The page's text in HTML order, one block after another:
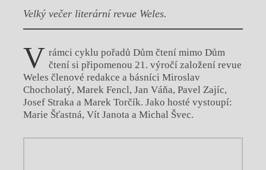
Velký večer literární revue Weles.
V rámci cyklu pořadů Dům čtení mimo Dům
čtení si připomenou 21. výročí založení revue
Weles členové redakce a básníci Miroslav
Chocholatý, Marek Fencl, Jan Váňa, Pavel Zajíc,
Josef Straka a Marek Torčík. Jako hosté vystoupí:
Marie Šťastná, Vít Janota a Michal Švec.